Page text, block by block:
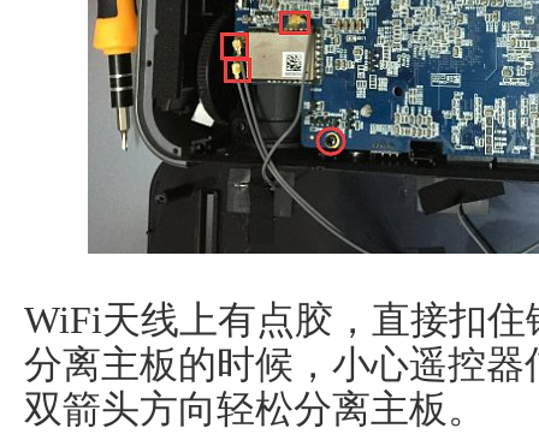
WiFi天线上有点胶，直接扣
分离主板的时候，小心遥控
双箭头方向轻松分离主板。